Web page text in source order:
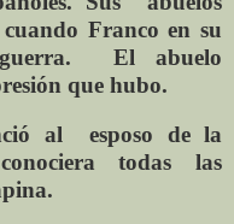
Franco en su
guerra.
El abuelo
que hubo.
al esposo
de la
todas
las